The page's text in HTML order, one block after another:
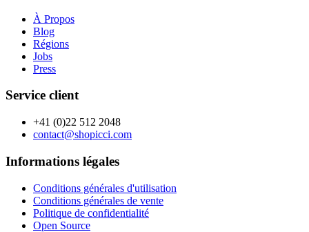
À Propos
Blog
Régions
Jobs
Press
Service client
+41 (0)22 512 2048
contact@shopicci.com
Informations légales
Conditions générales d'utilisation
Conditions générales de vente
Politique de confidentialité
Open Source